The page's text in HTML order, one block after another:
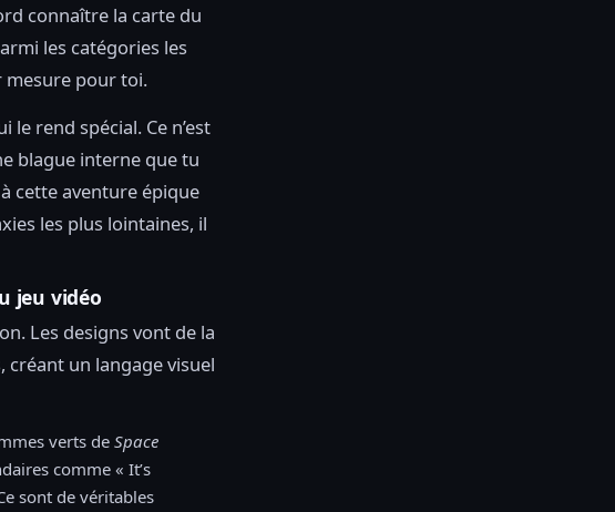
connaître la carte du
les catégories les
mesure pour toi.
rend spécial. Ce n’est
blague interne que tu
cette aventure épique
les plus lointaines, il
jeu vidéo
Les designs vont de la
créant un langage visuel
verts de Space
comme « It’s
sont de véritables